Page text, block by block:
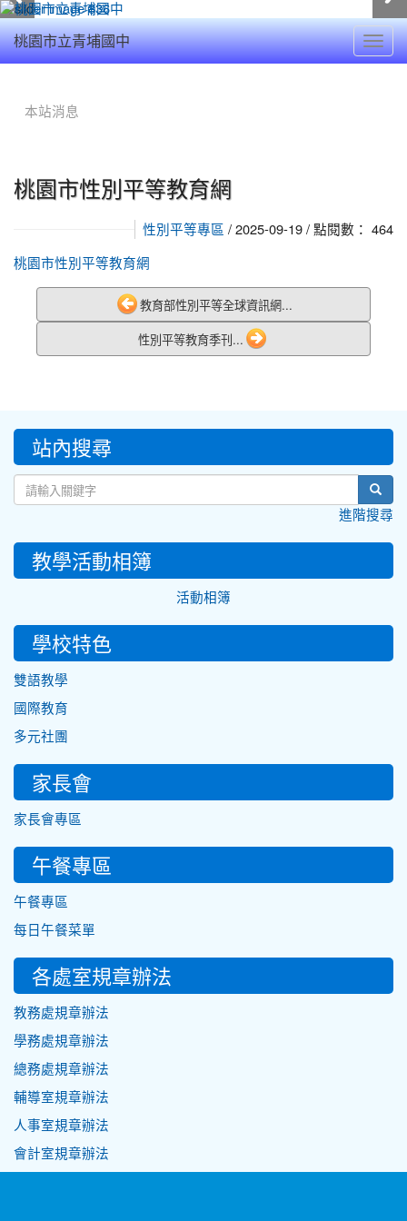
桃園市立青埔國中
本站消息
桃園市性別平等教育網
性別平等專區 / 2025-09-19 / 點閱數： 464
桃園市性別平等教育網
教育部性別平等全球資訊網...
性別平等教育季刊...
::: 站內搜尋
進階搜尋
教學活動相簿
活動相簿
學校特色
雙語教學
國際教育
多元社團
家長會
家長會專區
午餐專區
午餐專區
每日午餐菜單
各處室規章辦法
教務處規章辦法
學務處規章辦法
總務處規章辦法
輔導室規章辦法
人事室規章辦法
會計室規章辦法